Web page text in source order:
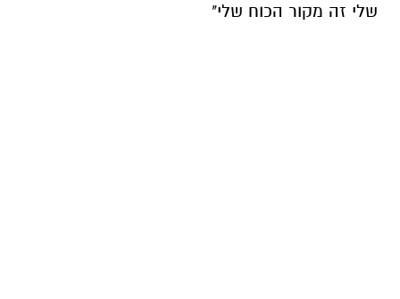
שלי זה מקור הכוח שלי"